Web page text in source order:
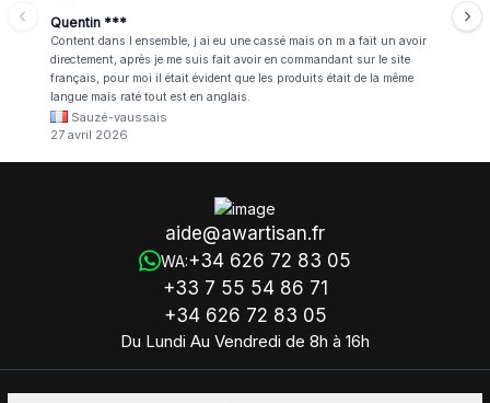
Quentin ***
Content dans l ensemble, j ai eu une cassé mais on m a fait un avoir
directement, après je me suis fait avoir en commandant sur le site
français, pour moi il était évident que les produits était de la même
langue mais raté tout est en anglais.
Sauzé-vaussais
27 avril 2026
aide@awartisan.fr
WA:+34 626 72 83 05
+33 7 55 54 86 71
+34 626 72 83 05
Du Lundi Au Vendredi de 8h à 16h